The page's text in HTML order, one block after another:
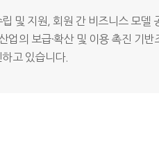
및 지원, 회원 간 비즈니스 모델
업의 보급·확산 및 이용 촉진 기반
고 있습니다.